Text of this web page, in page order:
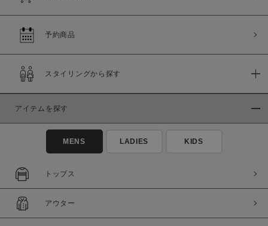
予約商品
スタイリングから探す
アイテムを探す
MENS LADIES KIDS
トップス
アウター